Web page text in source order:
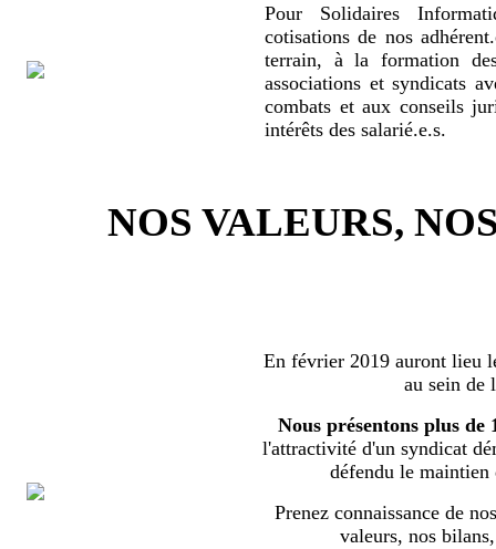
Pour Solidaires
cotisations de nos
terrain, à la formation
associations et syndicats
combats et aux conseils
intérêts des salarié.e.s.
NOS VALEURS,
En février 2019 auront lieu
au sein de
Nous présentons plus de
l'attractivité d'un syndicat
défendu le maintien
Prenez connaissance de
valeurs, nos